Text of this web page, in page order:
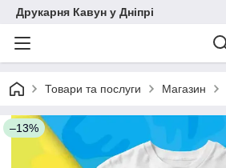
Друкарня Кавун у Дніпрі
Товари та послуги Магазин
–13%